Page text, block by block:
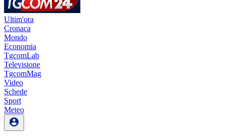
Ultim'ora
Cronaca
Mondo
Economia
TgcomLab
Televisione
TgcomMag
Video
Schede
Sport
Meteo